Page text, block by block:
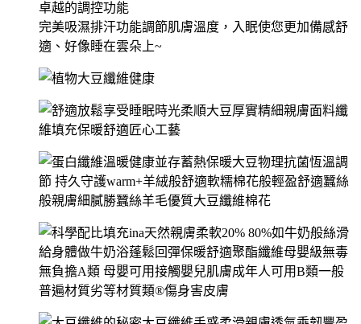
卓越的調控功能
完美吸濕排汗功能調節肌膚溫度，入眠使您更加備感舒
適、好像睡在雲朵上~